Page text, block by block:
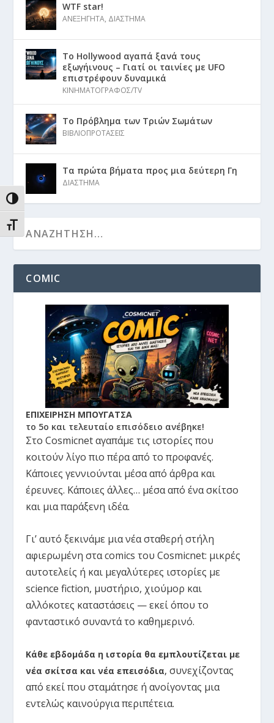
ΕΝΑΛΛΑΓΉ ΥΨΗΛΉΣ ΑΝΤΊΘΕΣΗΣ
ΕΝΑΛΛΑΓΉ ΜΕΓΈΘΟΥΣ ΓΡΑΜΜΆΤΩΝ
WTF star!
ΑΝΕΞΗΓΗΤΑ, ΔΙΑΣΤΗΜΑ
Το Hollywood αγαπά ξανά τους
εξωγήινους – Γιατί οι ταινίες με UFO
επιστρέφουν δυναμικά
ΚΙΝΗΜΑΤΟΓΡΑΦΟΣ/TV
Το Πρόβλημα των Τριών Σωμάτων
ΒΙΒΛΙΟΠΡΟΤΑΣΕΙΣ
Τα πρώτα βήματα προς μια δεύτερη Γη
ΔΙΑΣΤΗΜΑ
COMIC
ΕΠΙΧΕΙΡΗΣΗ ΜΠΟΥΓΑΤΣΑ
το 5ο και τελευταίο επισόδειο ανέβηκε!
Στο Cosmicnet αγαπάμε τις ιστορίες που
κοιτούν λίγο πιο πέρα από το προφανές.
Κάποιες γεννιούνται μέσα από άρθρα και
έρευνες. Κάποιες άλλες… μέσα από ένα σκίτσο
και μια παράξενη ιδέα.
Γι’ αυτό ξεκινάμε μια νέα σταθερή στήλη
αφιερωμένη στα comics του Cosmicnet: μικρές
αυτοτελείς ή και μεγαλύτερες ιστορίες με
science fiction, μυστήριο, χιούμορ και
αλλόκοτες καταστάσεις — εκεί όπου το
φανταστικό συναντά το καθημερινό.
Κάθε εβδομάδα η ιστορία θα εμπλουτίζεται με
νέα σκίτσα και νέα επεισόδια, συνεχίζοντας
από εκεί που σταμάτησε ή ανοίγοντας μια
εντελώς καινούργια περιπέτεια.